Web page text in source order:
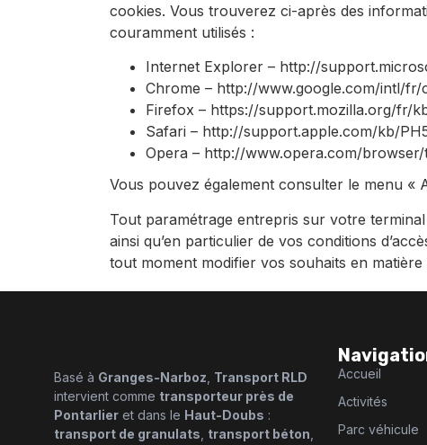
cookies. Vous trouverez ci-après des
couramment utilisés :
Internet Explorer – http://
Chrome – http://www.google.com/intl/
Firefox – https://support.mozilla.org/fr/
Safari – http://support.apple.com/kb/
Opera – http://www.opera.com/
Vous pouvez également consulter le menu «
Tout paramétrage entrepris sur votre
ainsi qu’en particulier de vos conditions
tout moment modifier vos souhaits en
Basé à Granges-Narboz Transport RLD
intervient comme transporteur près de
Pontarlier et dans le Haut-Doubs :
transport de granulats transport béton
Accueil
Activités
Parc véhicule